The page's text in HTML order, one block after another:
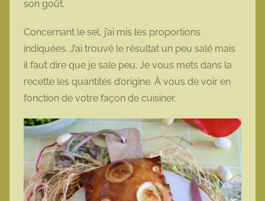
son goût.
Concernant le sel, j’ai mis les proportions
indiquées. J’ai trouvé le résultat un peu salé mais
il faut dire que je sale peu. Je vous mets dans la
recette les quantités d’origine. À vous de voir en
fonction de votre façon de cuisiner.